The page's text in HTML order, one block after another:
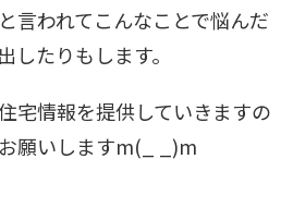
言われてこんなことで悩んだ
したりもします。
宅情報を提供していきますの
願いしますm(_ _)m